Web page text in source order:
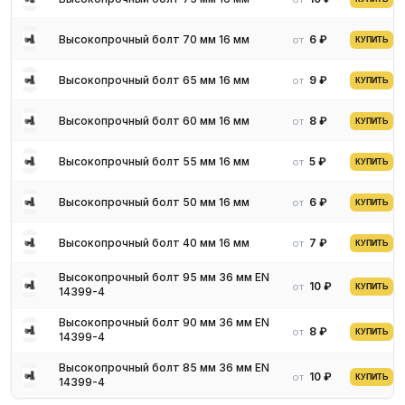
Особенности эксплуатации
востребованных метизов
Основными эксплуатационными преимуществами ВПБ
стабильность механических показателей;
применение в любых условиях.
двух шайб, что способствует увеличению несущей
располагается под шестигранной головкой.
Качественные болтовые соединения позволяют
смонтированным конструкциям выдерживать перепады
воздействие агрессивных химических веществ.
Высокопрочный болт 70 мм 16 мм от 6 ₽ КУПИТЬ
Высокопрочный болт 65 мм 16 мм от 9 ₽ КУПИТЬ
Высокопрочный болт 60 мм 16 мм от 8 ₽ КУПИТЬ
Высокопрочный болт 55 мм 16 мм от 5 ₽ КУПИТЬ
Высокопрочный болт 50 мм 16 мм от 6 ₽ КУПИТЬ
Высокопрочный болт 40 мм 16 мм от 7 ₽ КУПИТЬ
Высокопрочный болт 95 мм 36 мм EN
14399-4
от 10 ₽ КУПИТЬ
Высокопрочный болт 90 мм 36 мм EN
14399-4
от 8 ₽ КУПИТЬ
Высокопрочный болт 85 мм 36 мм EN
14399-4
от 10 ₽ КУПИТЬ